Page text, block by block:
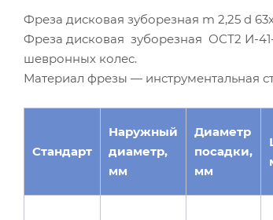
Фреза дисковая зуборезная m 2,25 d
Фреза дисковая зуборезная ОСТ2 И-
шевронных колес.
Материал фрезы — инструментальная
Стандарт
Наружный
диаметр,
мм
Диаметр
посадки,
мм